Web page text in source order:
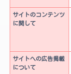
サイトのコンテンツ
に関して
サイトへの広告掲載
について